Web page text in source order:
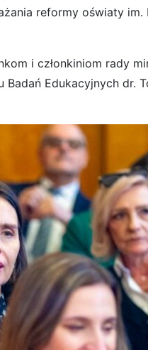
reformy oświaty im.
i członkiniom rady
Edukacyjnych dr.